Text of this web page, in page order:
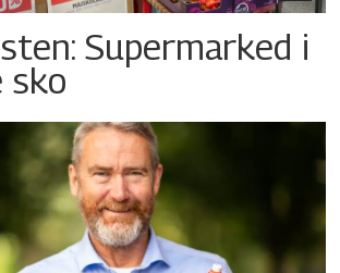
Supermarked i
sko